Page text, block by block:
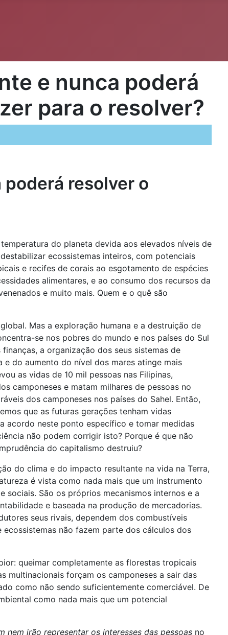
e nunca poderá
para o resolver?
resolver o
do planeta devida aos elevados níveis de
ecossistemas inteiros, com potenciais
e recifes de corais ao esgotamento de espécies
alimentares, e ao consumo dos recursos da
e muito mais. Quem e o quê são
Mas a exploração humana e a destruição de
se nos pobres do mundo e nos países do Sul
a organização dos seus sistemas de
do aumento do nível dos mares atinge mais
as vidas de 10 mil pessoas nas Filipinas,
camponeses e matam milhares de pessoas no
dos camponeses nos países do Sahel. Então,
que as futuras gerações tenham vidas
acordo neste ponto específico e tomar medidas
não podem corrigir isto? Porque é que não
do capitalismo destruiu?
do clima e do impacto resultante na vida na Terra,
é vista como nada mais que um instrumento
São os próprios mecanismos internos e a
e baseada na produção de mercadorias.
seus rivais, dependem dos combustíveis
não fazem parte dos cálculos dos
queimar completamente as florestas tropicais
multinacionais forçam os camponeses a sair das
como não sendo suficientemente comerciável. De
como nada mais que um potencial
nem irão representar os interesses das pessoas no